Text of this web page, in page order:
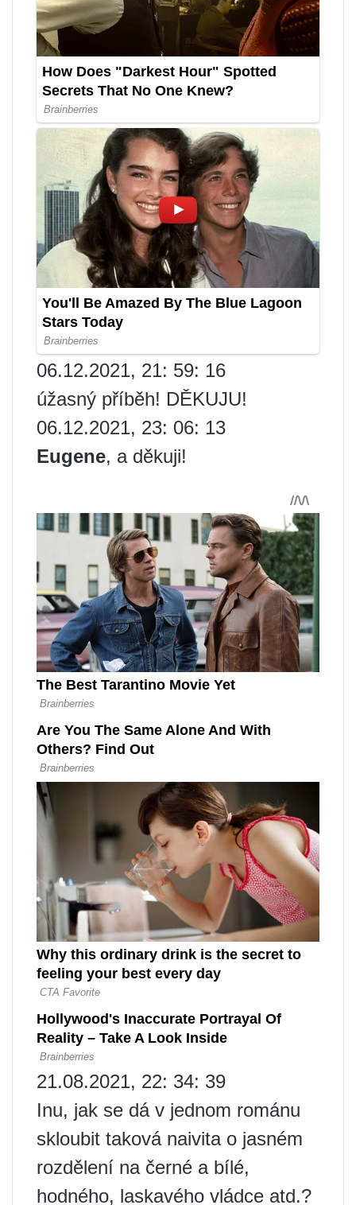
06.12.2021, 21: 59: 16
úžasný příběh! DĚKUJU!
06.12.2021, 23: 06: 13
Eugene, a děkuji!
21.08.2021, 22: 34: 39
Inu, jak se dá v jednom románu
skloubit taková naivita o jasném
rozdělení na černé a bílé,
hodného, ​​laskavého vládce atd.?